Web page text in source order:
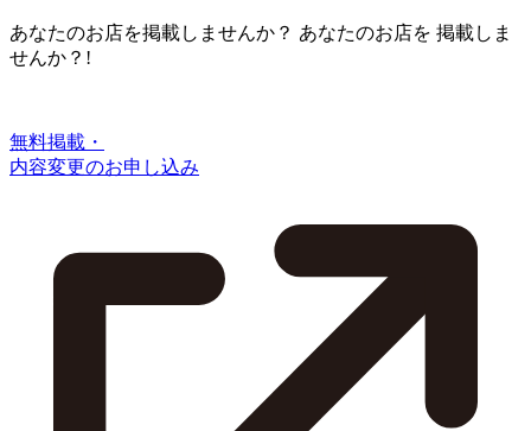
あなたのお店を掲載しませんか？ あなたのお店を 掲載しま
せんか？!
無料掲載・
内容変更のお申し込み